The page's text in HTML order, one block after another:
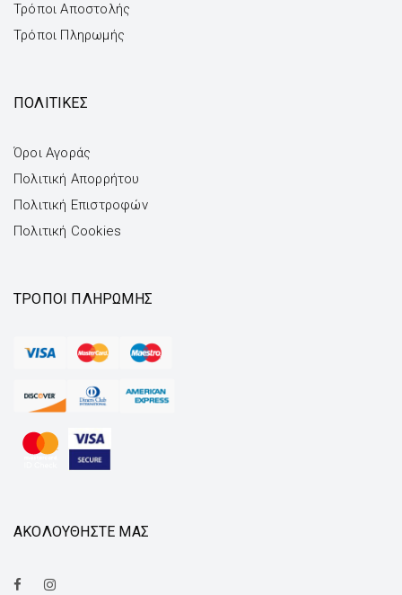
Τρόποι Αποστολής
Τρόποι Πληρωμής
ΠΟΛΙΤΙΚΕΣ
Όροι Αγοράς
Πολιτική Απορρήτου
Πολιτική Επιστροφών
Πολιτική Cookies
ΤΡΌΠΟΙ ΠΛΗΡΩΜΉΣ
ΑΚΟΛΟΥΘΗΣΤΕ ΜΑΣ